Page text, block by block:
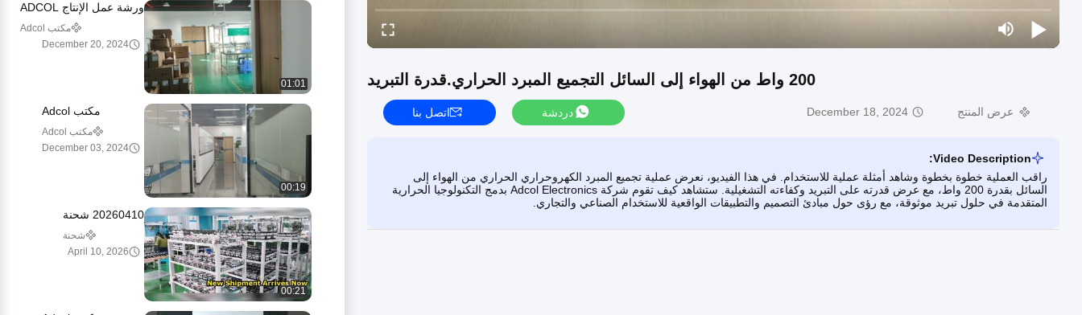
200 واط من الهواء إلى السائل التجميع المبرد الحراري.قدرة التبريد
عرض المنتج December 18, 2024 دردشة اتصل بنا
Video Description:
راقب العملية خطوة بخطوة وشاهد أمثلة عملية للاستخدام. في هذا الفيديو، نعرض عملية تجميع المبرد الكهروحراري الحراري من الهواء إلى
السائل بقدرة 200 واط، مع عرض قدرته على التبريد وكفاءته التشغيلية. ستشاهد كيف تقوم شركة Adcol Electronics بدمج التكنولوجيا الحرارية
المتقدمة في حلول تبريد موثوقة، مع رؤى حول مبادئ التصميم والتطبيقات الواقعية للاستخدام الصناعي والتجاري.
01:01
ورشة عمل الإنتاج ADCOL
مكتب Adcol
December 20, 2024
00:19
مكتب Adcol
مكتب Adcol
December 03, 2024
00:21
20260410 شحنة
شحنة
April 10, 2026